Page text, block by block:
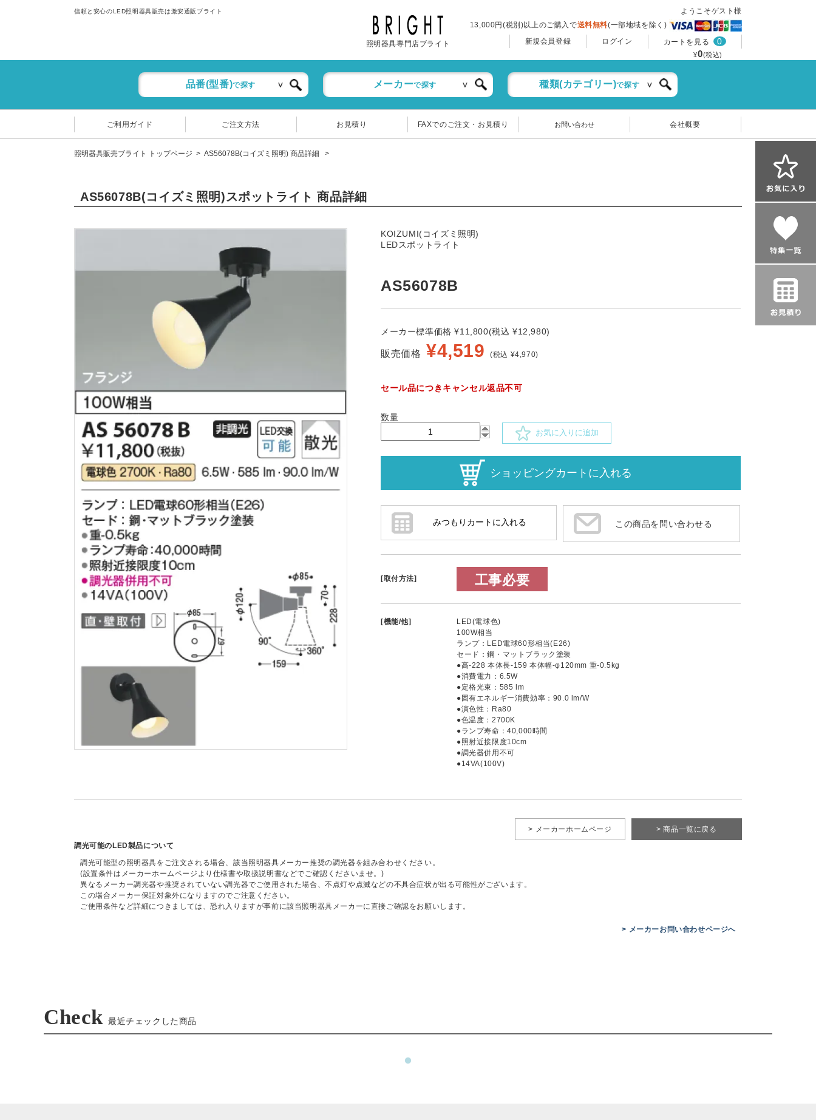
信頼と安心のLED照明器具販売は激安通販ブライト
照明器具専門店ブライト
ようこそゲスト様
13,000円(税別)以上のご購入で送料無料(一部地域を除く)
新規会員登録
ログイン カートを見る 0
¥0(税込)
品番(型番)で探す メーカーで探す 種類(カテゴリー)で探す
ご利用ガイド ご注文方法 お見積り FAXでのご注文・お見積り お問い合わせ 会社概要
照明器具販売ブライト トップページ AS56078B(コイズミ照明) 商品詳細
AS56078B(コイズミ照明)スポットライト 商品詳細
KOIZUMI(コイズミ照明)
LEDスポットライト
AS56078B
メーカー標準価格 ¥11,800(税込 ¥12,980)
販売価格 ¥4,519 (税込 ¥4,970)
セール品につきキャンセル返品不可
数量
お気に入りに追加
この商品を問い合わせる
[取付方法] 工事必要
[機能/他]
LED(電球色)
100W相当
ランプ：LED電球60形相当(E26)
セード：鋼・マットブラック塗装
●高-228 本体長-159 本体幅-φ120mm 重-0.5kg
●消費電力：6.5W
●定格光束：585 lm
●固有エネルギー消費効率：90.0 lm/W
●演色性：Ra80
●色温度：2700K
●ランプ寿命：40,000時間
●照射近接限度10cm
●調光器併用不可
●14VA(100V)
> 商品一覧に戻る
> メーカーホームページ
調光可能のLED製品について
調光可能型の照明器具をご注文される場合、該当照明器具メーカー推奨の調光器を組み合わせください。
(設置条件はメーカーホームページより仕様書や取扱説明書などでご確認くださいませ。)
異なるメーカー調光器や推奨されていない調光器でご使用された場合、不点灯や点滅などの不具合症状が出る可能性がございます。
この場合メーカー保証対象外になりますのでご注意ください。
ご使用条件など詳細につきましては、恐れ入りますが事前に該当照明器具メーカーに直接ご確認をお願いします。
> メーカーお問い合わせページへ
Check 最近チェックした商品